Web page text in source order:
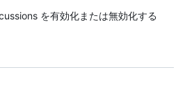
を有効化または無効化する